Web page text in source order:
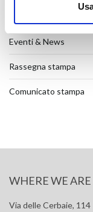
Eventi & News
Rassegna stampa
Comunicato stampa
WHERE WE ARE
Via delle Cerbaie, 114